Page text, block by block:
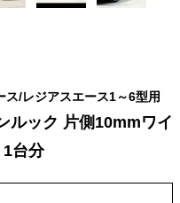
/レジアスエース1～6型用
ルック 片側10mmワイ
1台分